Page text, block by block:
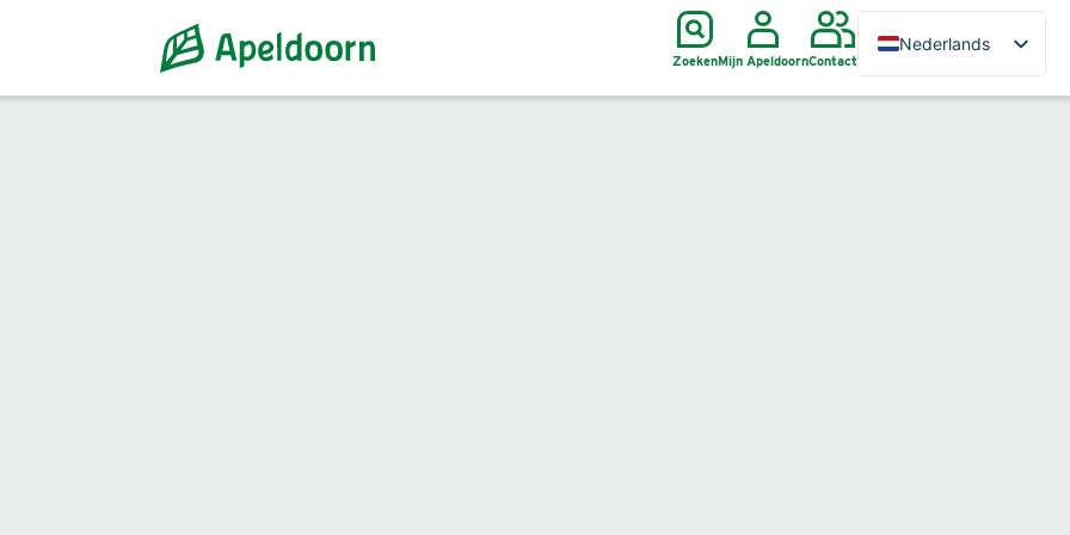
ZoekenMijn ApeldoornContact
Nederlands